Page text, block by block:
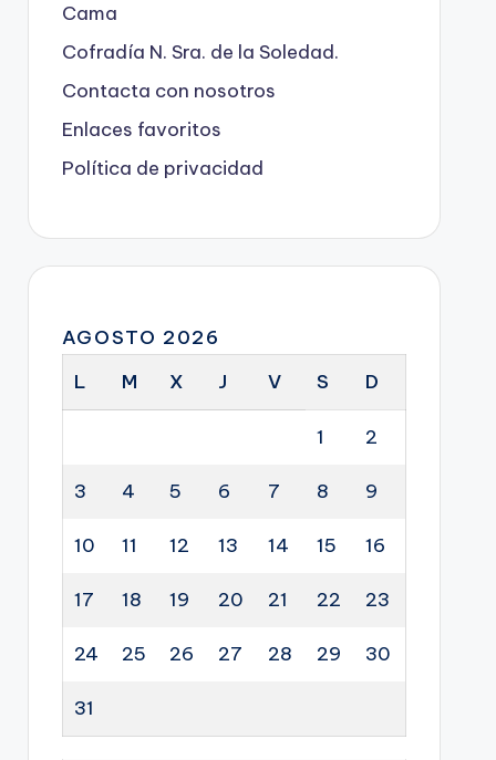
Cama
Cofradía N. Sra. de la Soledad.
Contacta con nosotros
Enlaces favoritos
Política de privacidad
AGOSTO 2026
L
M X J V S D
1 2
3 4 5 6 7 8 9
10 11 12 13 14 15 16
17 18 19 20 21 22 23
24 25 26 27 28 29 30
31